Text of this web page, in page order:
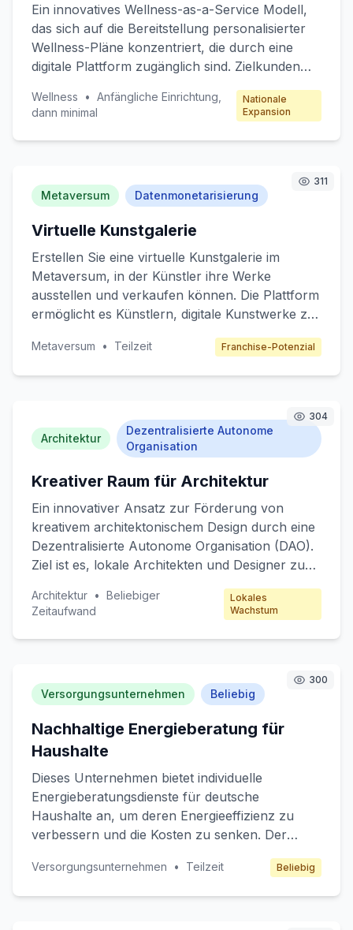
Ein innovatives Wellness-as-a-Service Modell,
das sich auf die Bereitstellung personalisierter
Wellness-Pläne konzentriert, die durch eine
digitale Plattform zugänglich sind. Zielkunden
Unternehmen, die ihren Mitarbeitern Wellness-
Programme anbieten möchten. Die Plattform
bietet maßgeschneiderte Pläne, die Ernährung,
unterstützt durch KI-gestützte Empfehlungen.
Einnahmen werden durch Abonnements und
Wellness • Anfängliche Einrichtung,
dann minimal
Nationale
Expansion
311
Metaversum Datenmonetarisierung
Virtuelle Kunstgalerie
Erstellen Sie eine virtuelle Kunstgalerie im
Metaversum, in der Künstler ihre Werke
ausstellen und verkaufen können. Die Plattform
ermöglicht es Künstlern, digitale Kunstwerke zu
Rechte an Kunstwerken verkaufen. Zielkunden
Metaversum • Teilzeit Franchise-Potenzial
304
Architektur
Dezentralisierte Autonome
Organisation
Kreativer Raum für Architektur
Ein innovativer Ansatz zur Förderung von
kreativem architektonischem Design durch eine
Dezentralisierte Autonome Organisation (DAO).
Ziel ist es, lokale Architekten und Designer zu
um ihre Werke zu präsentieren und zu
verkaufen. Die Plattform ermöglicht es den
Mitgliedern, gemeinsam Projekte zu initiieren
Zielkunden sind kreative Fachleute und kleine
Mitgliedsgebühren und
Transaktionsprovisionen.
Architektur • Beliebiger
Zeitaufwand
Lokales
Wachstum
300
Versorgungsunternehmen Beliebig
Nachhaltige Energieberatung für
Haushalte
Dieses Unternehmen bietet individuelle
Energieberatungsdienste für deutsche
Haushalte an, um deren Energieeffizienz zu
verbessern und die Kosten zu senken. Der
Energieverbrauchs, maßgeschneiderte
Versorgungsunternehmen • Teilzeit Beliebig